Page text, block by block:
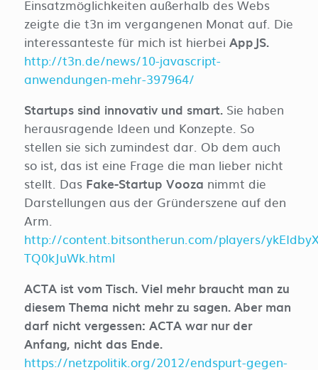
Einsatzmöglichkeiten außerhalb des Webs
zeigte die t3n im vergangenen Monat auf. Die
interessanteste für mich ist hierbei AppJS.
http://t3n.de/news/10-javascript-
anwendungen-mehr-397964/
Startups sind innovativ und smart. Sie haben
herausragende Ideen und Konzepte. So
stellen sie sich zumindest dar. Ob dem auch
so ist, das ist eine Frage die man lieber nicht
stellt. Das Fake-Startup Vooza nimmt die
Darstellungen aus der Gründerszene auf den
Arm.
http://content.bitsontherun.com/players/
TQ0kJuWk.html
ACTA ist vom Tisch. Viel mehr braucht man zu
diesem Thema nicht mehr zu sagen. Aber man
darf nicht vergessen: ACTA war nur der
Anfang, nicht das Ende.
https://netzpolitik.org/2012/endspurt-gegen-